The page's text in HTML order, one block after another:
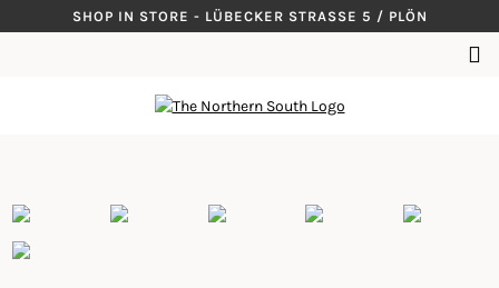
to
SHOP IN STORE - LÜBECKER STRASSE 5 / PLÖN
SUCHEN